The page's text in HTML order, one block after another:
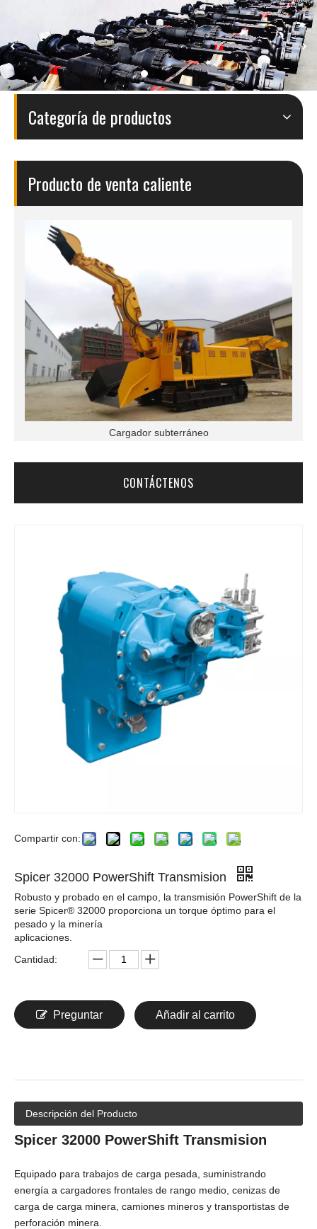
Categoría de productos
Producto de venta caliente
Cargador subterráneo
CONTÁCTENOS
Compartir con:
Spicer 32000 PowerShift Transmision
Robusto y probado en el campo, la transmisión PowerShift de la
serie Spicer® 32000 proporciona un torque óptimo para el
pesado y la minería
aplicaciones.
Cantidad:
Preguntar Añadir al carrito
Descripción del Producto
Spicer 32000 PowerShift Transmision
Equipado para trabajos de carga pesada, suministrando
energía a cargadores frontales de rango medio, cenizas de
carga de carga minera, camiones mineros y transportistas de
perforación minera.